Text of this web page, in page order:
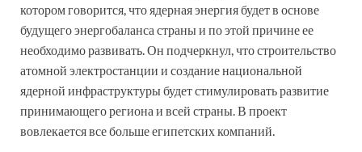
котором говорится, что ядерная энергия будет в основе
будущего энергобаланса страны и по этой причине ее
необходимо развивать. Он подчеркнул, что строительство
атомной электростанции и создание национальной
ядерной инфраструктуры будет стимулировать развитие
принимающего региона и всей страны. В проект
вовлекается все больше египетских компаний.